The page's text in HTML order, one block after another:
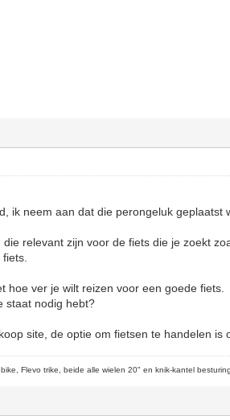
ik neem aan dat die perongeluk geplaatst
relevant zijn voor de fiets die je zoekt
hoe ver je wilt reizen voor een goede fiets.
staat nodig hebt?
site, de optie om fietsen te handelen is
Flevo trike, beide alle wielen 20" en knik-kantel